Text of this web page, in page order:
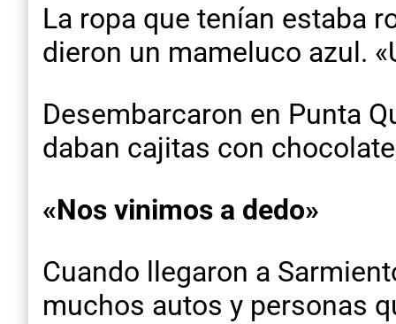
La ropa que tenían estaba
dieron un mameluco azul.
Desembarcaron en Punta
daban cajitas con
«Nos vinimos a dedo»
Cuando llegaron a
muchos autos y personas